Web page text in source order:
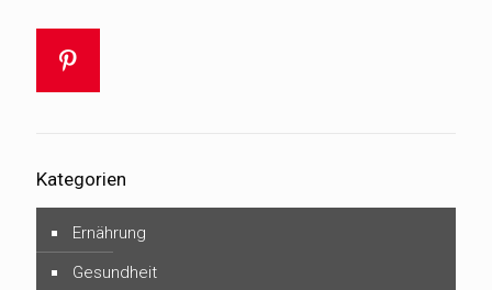
Kategorien
Ernährung
Gesundheit